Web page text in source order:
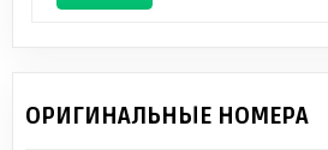
ОРИГИНАЛЬНЫЕ НОМЕРА